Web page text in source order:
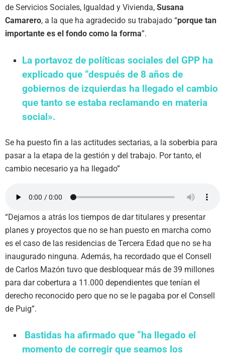
de Servicios Sociales, Igualdad y Vivienda, Susana
Camarero, a la que ha agradecido su trabajado “porque tan
importante es el fondo como la forma”.
La portavoz de políticas sociales del GPP ha
explicado que “después de 8 años de
gobiernos de izquierdas ha llegado el cambio
que tanto se estaba reclamando en materia
social».
Se ha puesto fin a las actitudes sectarias, a la soberbia para
pasar a la etapa de la gestión y del trabajo. Por tanto, el
cambio necesario ya ha llegado”
“Dejamos a atrás los tiempos de dar titulares y presentar
planes y proyectos que no se han puesto en marcha como
es el caso de las residencias de Tercera Edad que no se ha
inaugurado ninguna. Además, ha recordado que el Consell
de Carlos Mazón tuvo que desbloquear más de 39 millones
para dar cobertura a 11.000 dependientes que tenían el
derecho reconocido pero que no se le pagaba por el Consell
de Puig”.
Bastidas ha afirmado que “ha llegado el
momento de corregir que seamos los